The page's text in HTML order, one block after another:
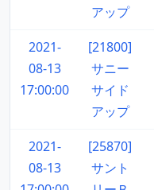
アップ
2021-
08-13
17:00:00
[21800]
サニー
サイド
アップ
2021-
08-13
[25870]
サント